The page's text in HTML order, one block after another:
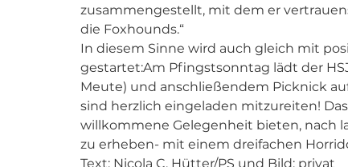
zusammengestellt, mit dem er
die Foxhounds.“
In diesem Sinne wird auch gleich mit
gestartet:Am Pfingstsonntag lädt der
Meute) und anschließendem Picknick
sind herzlich eingeladen mitzureiten!
willkommene Gelegenheit bieten, nach
zu erheben- mit einem dreifachen
Text: Nicola C. Hütter/PS und Bild: privat